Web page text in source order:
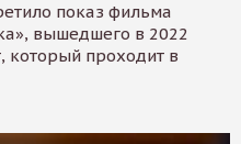
показ фильма
вышедшего в 2022
который проходит в